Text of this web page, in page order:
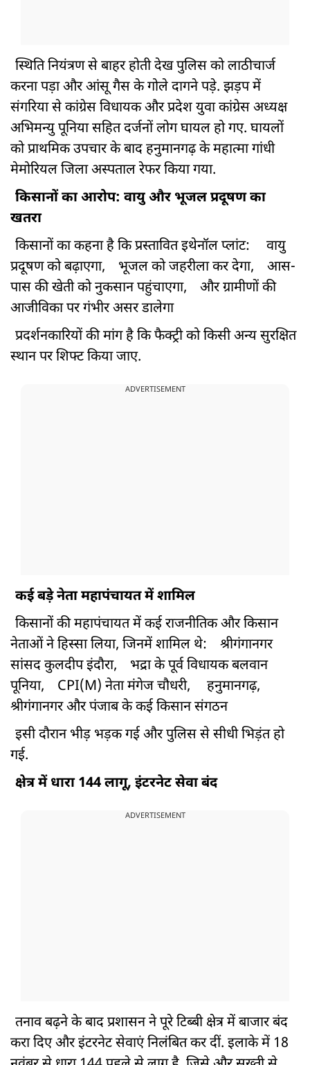
स्थिति नियंत्रण से बाहर होती देख पुलिस को लाठीचार्ज
करना पड़ा और आंसू गैस के गोले दागने पड़े. झड़प में
संगरिया से कांग्रेस विधायक और प्रदेश युवा कांग्रेस अध्यक्ष
अभिमन्यु पूनिया सहित दर्जनों लोग घायल हो गए. घायलों
को प्राथमिक उपचार के बाद हनुमानगढ़ के महात्मा गांधी
मेमोरियल जिला अस्पताल रेफर किया गया.
किसानों का आरोप: वायु और भूजल प्रदूषण का
खतरा
किसानों का कहना है कि प्रस्तावित इथेनॉल प्लांट:
वायु
प्रदूषण को बढ़ाएगा,
भूजल को जहरीला कर देगा,
आस-
पास की खेती को नुकसान पहुंचाएगा,
और ग्रामीणों की
आजीविका पर गंभीर असर डालेगा
प्रदर्शनकारियों की मांग है कि फैक्ट्री को किसी अन्य सुरक्षित
स्थान पर शिफ्ट किया जाए.
ADVERTISEMENT
कई बड़े नेता महापंचायत में शामिल
किसानों की महापंचायत में कई राजनीतिक और किसान
नेताओं ने हिस्सा लिया, जिनमें शामिल थे:
श्रीगंगानगर
सांसद कुलदीप इंदौरा,
भद्रा के पूर्व विधायक बलवान
पूनिया,
CPI(M) नेता मंगेज चौधरी,
हनुमानगढ़,
श्रीगंगानगर और पंजाब के कई किसान संगठन
इसी दौरान भीड़ भड़क गई और पुलिस से सीधी भिड़ंत हो
गई.
क्षेत्र में धारा 144 लागू, इंटरनेट सेवा बंद
ADVERTISEMENT
तनाव बढ़ने के बाद प्रशासन ने पूरे टिब्बी क्षेत्र में बाजार बंद
करा दिए और इंटरनेट सेवाएं निलंबित कर दीं. इलाके में 18